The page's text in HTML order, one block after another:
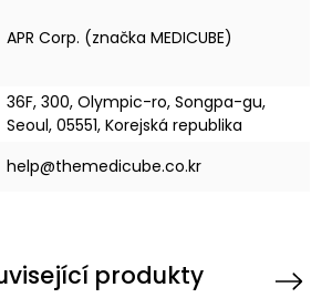
APR Corp. (značka MEDICUBE)
36F, 300, Olympic-ro, Songpa-gu,
Seoul, 05551, Korejská republika
help@themedicube.co.kr
produkty Next